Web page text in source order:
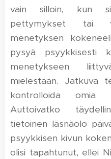
vain silloin, kun
pettymykset tai
menetyksen
pysyä psyykkisesti
menetykseen
mielestään. Jatkuva
kontrolloida omia
Auttoivatko
tietoinen läsnäolo
psyykkisen kivun
olisi tapahtunut, ellei